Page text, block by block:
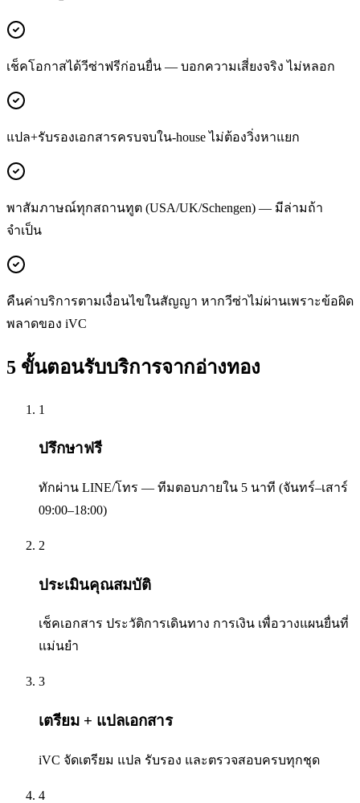
เช็คโอกาสได้วีซ่าฟรีก่อนยื่น — บอกความเสี่ยงจริง ไม่หลอก
แปล+รับรองเอกสารครบจบใน-house ไม่ต้องวิ่งหาแยก
พาสัมภาษณ์ทุกสถานทูต (USA/UK/Schengen) — มีล่ามถ้า
จำเป็น
คืนค่าบริการตามเงื่อนไขในสัญญา หากวีซ่าไม่ผ่านเพราะข้อผิด
พลาดของ iVC
5 ขั้นตอนรับบริการจากอ่างทอง
1
ปรึกษาฟรี
ทักผ่าน LINE/โทร — ทีมตอบภายใน 5 นาที (จันทร์–เสาร์
09:00–18:00)
2
ประเมินคุณสมบัติ
เช็คเอกสาร ประวัติการเดินทาง การเงิน เพื่อวางแผนยื่นที่
แม่นยำ
3
เตรียม + แปลเอกสาร
iVC จัดเตรียม แปล รับรอง และตรวจสอบครบทุกชุด
4